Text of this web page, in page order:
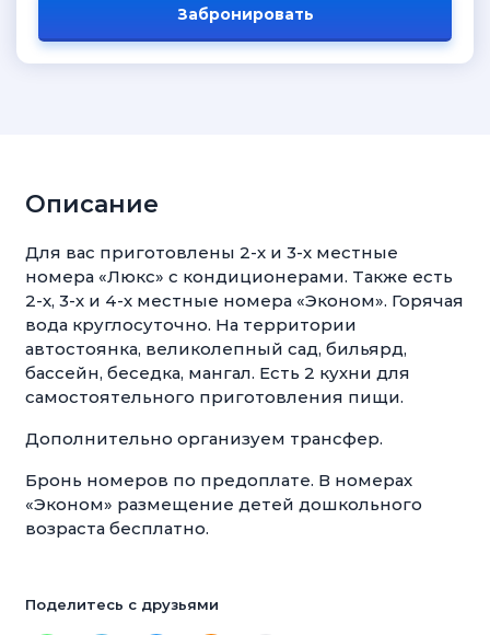
Забронировать
Описание
Для вас приготовлены 2-х и 3-х местные
номера «Люкс» с кондиционерами. Также есть
2-х, 3-х и 4-х местные номера «Эконом». Горячая
вода круглосуточно. На территории
автостоянка, великолепный сад, бильярд,
бассейн, беседка, мангал. Есть 2 кухни для
самостоятельного приготовления пищи.
Дополнительно организуем трансфер.
Бронь номеров по предоплате. В номерах
«Эконом» размещение детей дошкольного
возраста бесплатно.
Поделитесь с друзьями